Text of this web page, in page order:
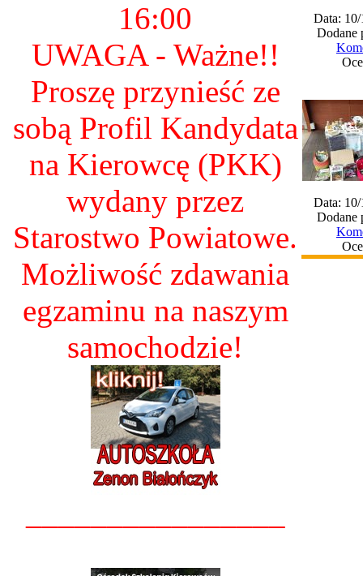
16:00
UWAGA - Ważne!!
Proszę przynieść ze
sobą Profil Kandydata
na Kierowcę (PKK)
wydany przez
Starostwo Powiatowe.
Możliwość zdawania
egzaminu na naszym
samochodzie!
Data:
Dodane
Data:
Dodane